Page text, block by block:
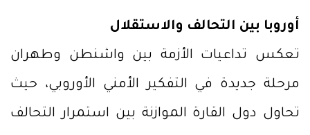
أوروبا بين التحالف والاستقلال
تعكس تداعيات الأزمة بين واشنطن وطهران
مرحلة جديدة في التفكير الأمني الأوروبي، حيث
تحاول دول القارة الموازنة بين استمرار التحالف